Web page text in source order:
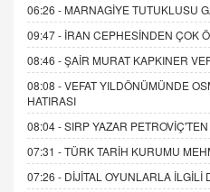
06:26 - MARNAGİYE TUTUKLUSU
09:47 - İRAN CEPHESİNDEN ÇOK
08:46 -ŞAİR MURAT KAPKINER
08:08 -VEFAT YILDÖNÜMÜNDE
HATIRASI
08:04 -SIRP YAZAR
07:31 -TÜRK TARİH KURUMU
07:26 - DİJİTAL OYUNLARLA İLGİLİ